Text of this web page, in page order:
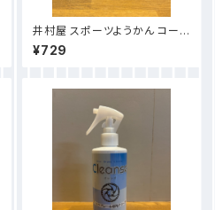
井村屋 スポーツようかん コーヒ
ー（5本入り）
¥729